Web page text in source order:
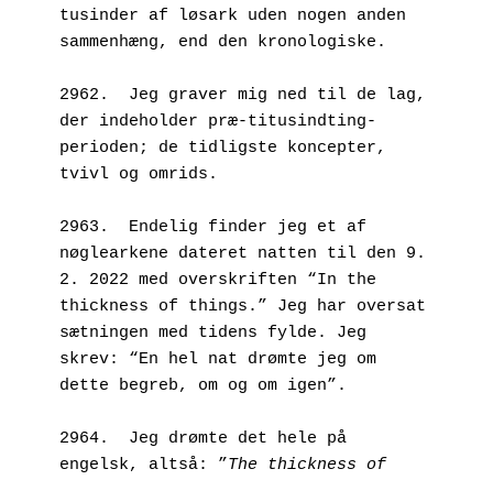
tusinder af løsark uden nogen anden
sammenhæng, end den kronologiske.
2962.  Jeg graver mig ned til de lag,
der indeholder præ-titusindting-
perioden; de tidligste koncepter,
tvivl og omrids.
2963.  Endelig finder jeg et af
nøglearkene dateret natten til den 9.
2. 2022 med overskriften “In the
thickness of things.” Jeg har oversat
sætningen med tidens fylde. Jeg
skrev: “En hel nat drømte jeg om
dette begreb, om og om igen”.
2964.  Jeg drømte det hele på
engelsk, altså: ”The thickness of